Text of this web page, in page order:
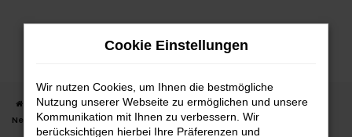
Zum
Startseite Tübingen Suzuki Suzuki Vitara
Suzuki Vitara
Neuwagen | Lieferservice nach Tübingen
Cookie Einstellungen
Wir nutzen Cookies, um Ihnen die bestmögliche
Nutzung unserer Webseite zu ermöglichen und unsere
Kommunikation mit Ihnen zu verbessern. Wir
berücksichtigen hierbei Ihre Präferenzen und